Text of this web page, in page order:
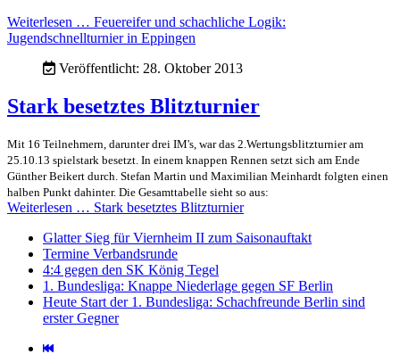
Weiterlesen … Feuereifer und schachliche Logik:
Jugendschnellturnier in Eppingen
Veröffentlicht: 28. Oktober 2013
Stark besetztes Blitzturnier
Mit 16 Teilnehmern, darunter drei IM's, war das 2.Wertungsblitzturnier am
25.10.13 spielstark besetzt. In einem knappen Rennen setzt sich am Ende
Günther Beikert durch. Stefan Martin und Maximilian Meinhardt folgten einen
halben Punkt dahinter. Die Gesamttabelle sieht so aus:
Weiterlesen … Stark besetztes Blitzturnier
Glatter Sieg für Viernheim II zum Saisonauftakt
Termine Verbandsrunde
4:4 gegen den SK König Tegel
1. Bundesliga: Knappe Niederlage gegen SF Berlin
Heute Start der 1. Bundesliga: Schachfreunde Berlin sind
erster Gegner